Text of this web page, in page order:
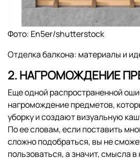
Фото: En5er/shutterstock
Отделка балкона: материалы и
2. НАГРОМОЖДЕНИЕ
Еще одной распространенной
нагромождение предметов,
уборку и создают визуальную
По ее словам, если поставить
сложно подобраться, вы не
пользоваться, а значит, смысла в